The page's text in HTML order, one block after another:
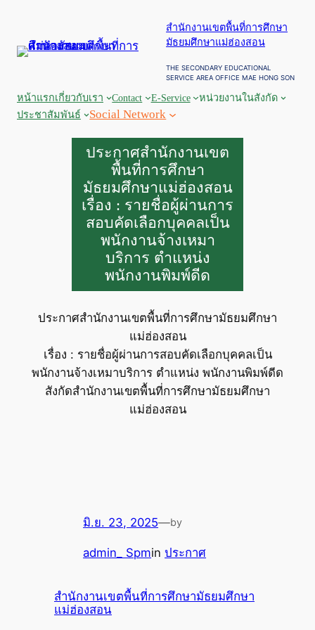
สำนักงานเขตพื้นที่การศึกษา
มัธยมศึกษาแม่ฮ่องสอน
THE SECONDARY EDUCATIONAL
SERVICE AREA OFFICE MAE HONG SON
หน้าแรกเกี่ยวกับเรา Contact E-Service
หน่วยงานในสังกัด
ประชาสัมพันธ์
Social Network
ประกาศสำนักงานเขต
พื้นที่การศึกษา
มัธยมศึกษาแม่ฮ่องสอน
เรื่อง : รายชื่อผู้ผ่านการ
สอบคัดเลือกบุคคลเป็น
พนักงานจ้างเหมา
บริการ ตำแหน่ง
พนักงานพิมพ์ดีด
ประกาศสำนักงานเขตพื้นที่การศึกษามัธยมศึกษา
แม่ฮ่องสอน
เรื่อง : รายชื่อผู้ผ่านการสอบคัดเลือกบุคคลเป็น
พนักงานจ้างเหมาบริการ ตำแหน่ง พนักงานพิมพ์ดีด
สังกัดสำนักงานเขตพื้นที่การศึกษามัธยมศึกษา
แม่ฮ่องสอน
มิ.ย. 23, 2025—by
admin_ Spminประกาศ
สำนักงานเขตพื้นที่การศึกษามัธยมศึกษา
แม่ฮ่องสอน